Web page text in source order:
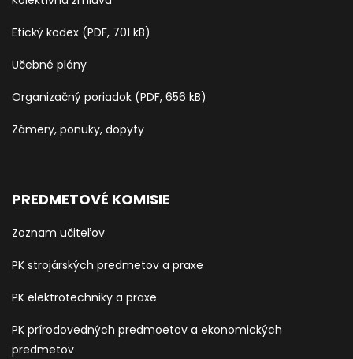
Etický kodex (PDF, 701 kB)
Učebné plány
Organizačný poriadok (PDF, 656 kB)
Zámery, ponuky, dopyty
PREDMETOVÉ KOMISIE
Zoznam učiteľov
PK strojárských predmetov a praxe
PK elektrotechniky a praxe
PK prírodovedných predmoetov a ekonomických
predmetov